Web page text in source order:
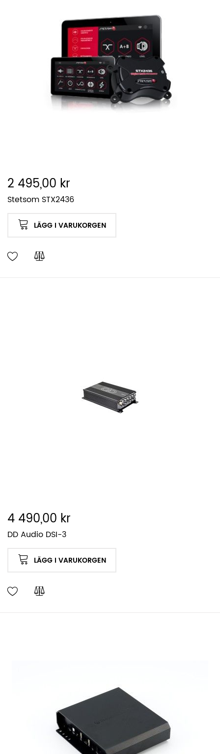
2 495,00 kr
Stetsom STX2436
LÄGG I VARUKORGEN
4 490,00 kr
DD Audio DSI-3
LÄGG I VARUKORGEN